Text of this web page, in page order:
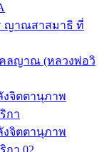
ญาณสาสมาธิ ที่
ลญาณ (หลวงพ่อวิ
งจิตตานุภาพ
กา
งจิตตานุภาพ
กา 02